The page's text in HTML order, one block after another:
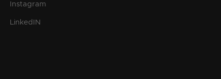
Instagram
LinkedIN